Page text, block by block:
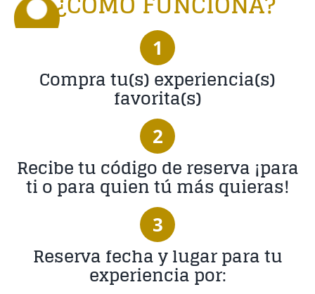
1
Compra tu(s) experiencia(s)
favorita(s)
2
Recibe tu código de reserva ¡para
ti o para quien tú más quieras!
3
Reserva fecha y lugar para tu
experiencia por: